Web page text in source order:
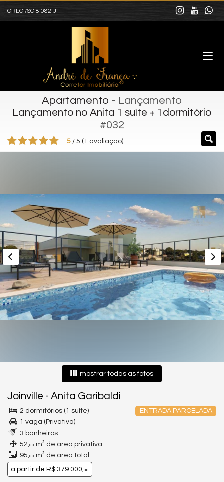
CRECI/SC 8.082-J
Apartamento - Lançamento
Lançamento no Anita 1 suíte + 1dormitório
#032
5 / 5 ( 1 avaliação)
mostrar todas as fotos
Joinville - Anita Garibaldi
ENTRADA PARCELADA
2 dormitórios (1 suíte)
1 vaga (Privativa)
3 banheiros
52,00 m² de área privativa
95,00 m² de área total
a partir de R$ 379.000,00